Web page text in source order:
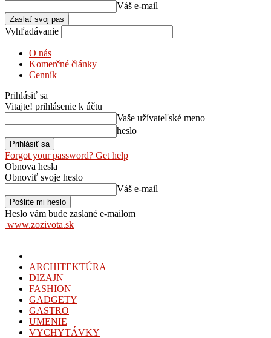
Váš e-mail
Vyhľadávanie
O nás
Komerčné články
Cenník
Prihlásiť sa
Vitajte! prihlásenie k účtu
Vaše užívateľské meno
heslo
Forgot your password? Get help
Obnova hesla
Obnoviť svoje heslo
Váš e-mail
Heslo vám bude zaslané e-mailom
www.zozivota.sk
ARCHITEKTÚRA
DIZAJN
FASHION
GADGETY
GASTRO
UMENIE
VYCHYTÁVKY